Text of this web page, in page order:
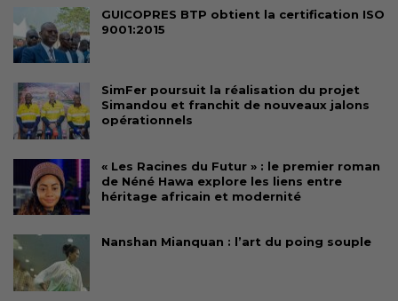
GUICOPRES BTP obtient la certification ISO
9001:2015
SimFer poursuit la réalisation du projet
Simandou et franchit de nouveaux jalons
opérationnels
« Les Racines du Futur » : le premier roman
de Néné Hawa explore les liens entre
héritage africain et modernité
Nanshan Mianquan : l’art du poing souple